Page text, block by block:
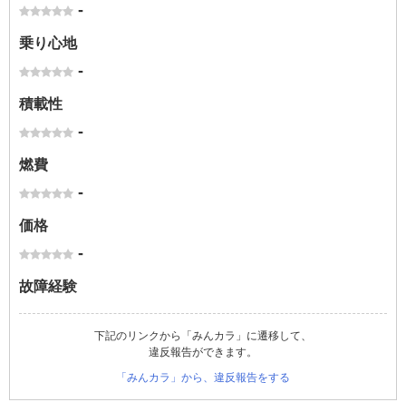
-
乗り心地
-
積載性
-
燃費
-
価格
-
故障経験
下記のリンクから「みんカラ」に遷移して、
違反報告ができます。
「みんカラ」から、違反報告をする